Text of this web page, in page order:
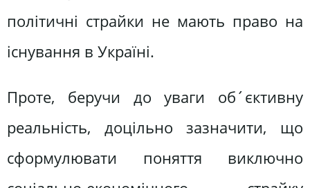
політичні страйки не мають право на
існування в Україні.
Проте, беручи до уваги об´єктивну
реальність, доцільно зазначити, що
сформулювати поняття виключно